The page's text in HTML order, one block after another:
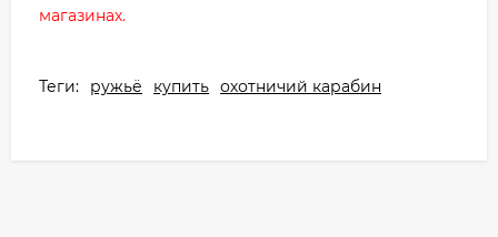
магазинах.
Теги: ружьё купить охотничий карабин